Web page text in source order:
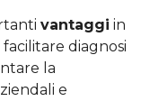
vantaggi in
diagnosi
la
e